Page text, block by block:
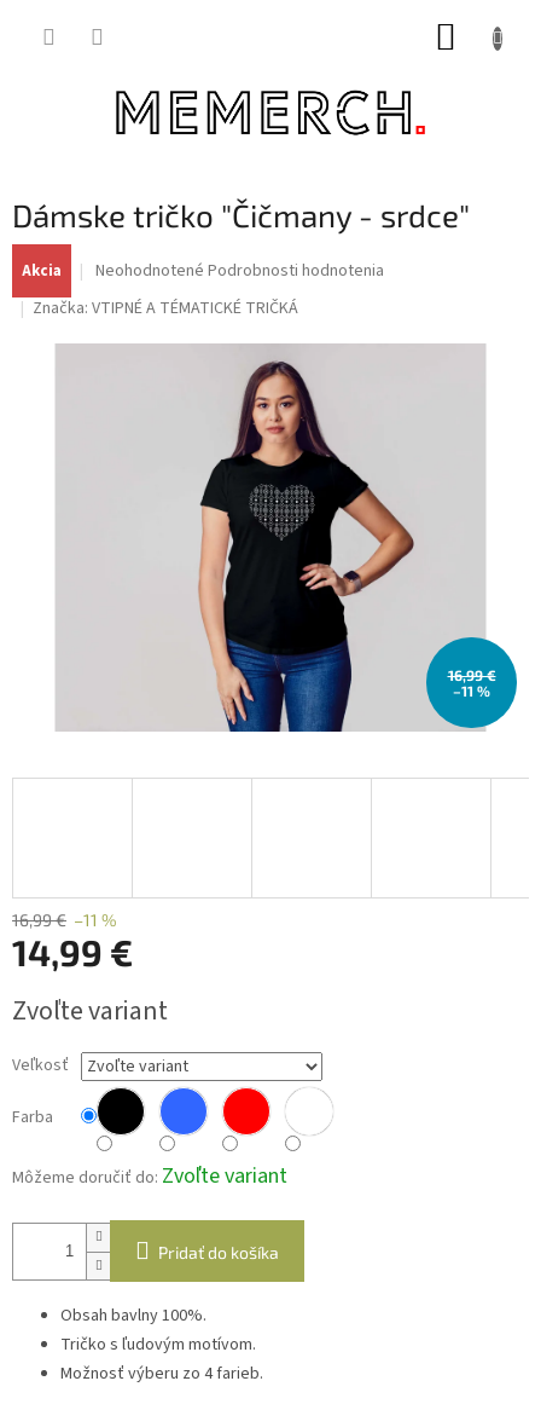
Dámske tričko "Čičmany - srdce"
Akcia
Priemerné
produktu
je
Neohodnotené Podrobnosti hodnotenia
Značka: VTIPNÉ A TÉMATICKÉ TRIČKÁ
16,99 €
–11 %
16,99 € –11 %
14,99 €
cena:
Zvoľte variant
Veľkosť
Farba
Môžeme doručiť do: Zvoľte variant
Pridať do košíka
Obsah bavlny 100%.
Tričko s ľudovým motívom.
Možnosť výberu zo 4 farieb.